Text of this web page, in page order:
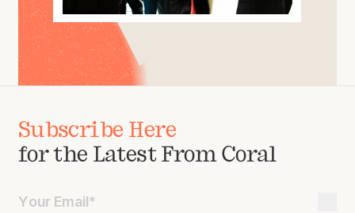
Subscribe Here
for the Latest From Coral